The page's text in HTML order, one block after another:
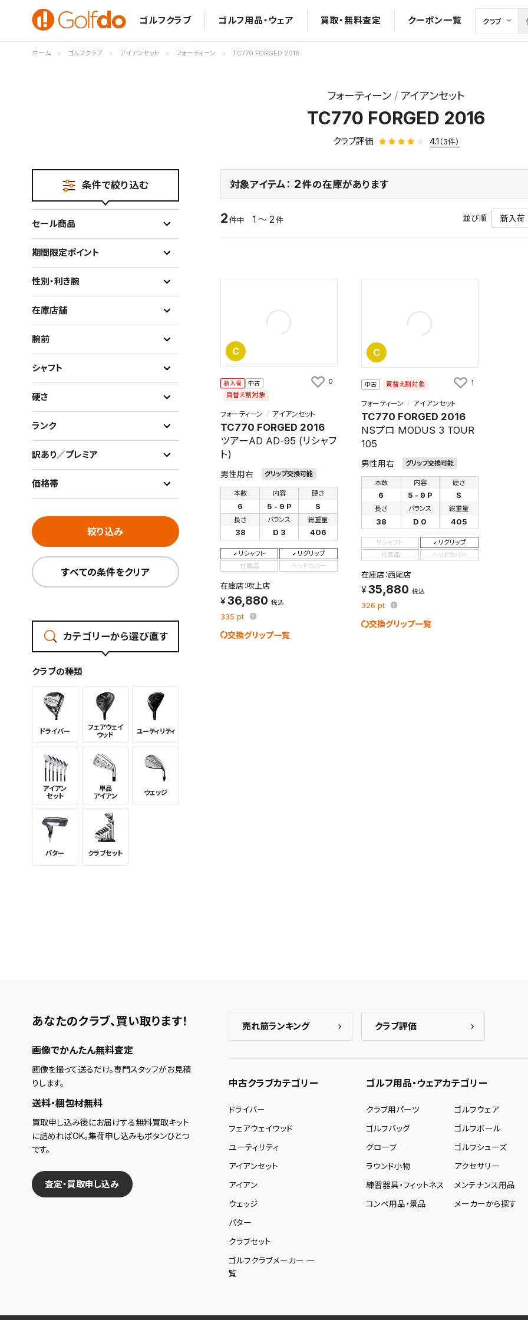
ゴルフクラブ ゴルフ用品・ウェア 買取・無料査定 クーポン一覧
ホーム ゴルフクラブ アイアンセット フォーティーン TC770 FORGED 2016
フォーティーン アイアンセット
TC770 FORGED 2016
クラブ評価 4.1 （3件）
対象アイテム： 2件の在庫があります
2 件中 1 ～ 2 件 並び順
C
新入荷 中古
買替え割対象
フォーティーン アイアンセット
TC770 FORGED 2016
ツアーAD AD-95 (リシャフ
ト)
男性用右 グリップ交換可能
本数
6
内容
5 - 9 P
硬さ
S
長さ
38
バランス
D 3
総重量
406
リシャフト
リグリップ
付属品
ヘッドカバー
在庫店：吹上店
36,880 税込
335 pt
交換グリップ一覧
0
C
中古 買替え割対象
フォーティーン アイアンセット
TC770 FORGED 2016
NSプロ MODUS 3 TOUR
105
男性用右 グリップ交換可能
本数
6
内容
5 - 9 P
硬さ
S
長さ
38
バランス
D 0
総重量
405
リシャフト
リグリップ
付属品
ヘッドカバー
在庫店：西尾店
35,880 税込
326 pt
交換グリップ一覧
1
検索条件を保存
この検索条件をマイページ内「保存検索条件一覧」に保存します。
条件で絞り込む
セール商品
期間限定ポイント
性別・利き腕
在庫店舗
腕前
シャフト
硬さ
ランク
訳あり／プレミア
価格帯
絞り込み
すべての条件をクリア
カテゴリーから選び直す
クラブの種類
ドライバー
フェアウェイ
ウッド
ユーティリティ
アイアン
セット
単品
アイアン
ウェッジ
パター クラブセット
あなたのクラブ、 買い取ります！
画像でかんたん無料査定
画像を撮って送るだけ。専門スタッフがお見積
りします。
送料・梱包材無料
買取申し込み後にお届けする無料買取キット
に詰めればOK。集荷申し込みもボタンひとつ
です。
査定・買取申し込み
売れ筋ランキング クラブ評価
中古クラブカテゴリー
ドライバー
フェアウェイウッド
ユーティリティ
アイアンセット
アイアン
ウェッジ
パター
クラブセット
ゴルフクラブメーカー 一
覧
ゴルフ用品・ウェアカテゴリー
クラブ用パーツ
ゴルフウェア
ゴルフバッグ
ゴルフボール
グローブ
ゴルフシューズ
ラウンド小物
アクセサリー
練習器具・フィットネス
メンテナンス用品
コンペ用品・景品
メーカーから探す